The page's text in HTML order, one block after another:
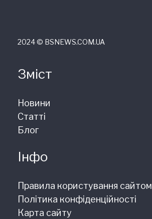
2024 © ВSNEWS.COM.UA
Зміст
Новини
Статті
Блог
Інфо
Правила користування сайтом
Політика конфіденційності
Карта сайту